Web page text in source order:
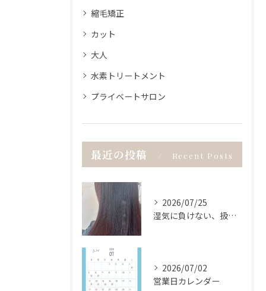
縮毛矯正
カット
大人
水素トリートメント
プライベートサロン
最近の投稿 Recent Posts
2026/07/25
湿気に負けない、扱いやすい髪へ。
2026/07/02
営業日カレンダー